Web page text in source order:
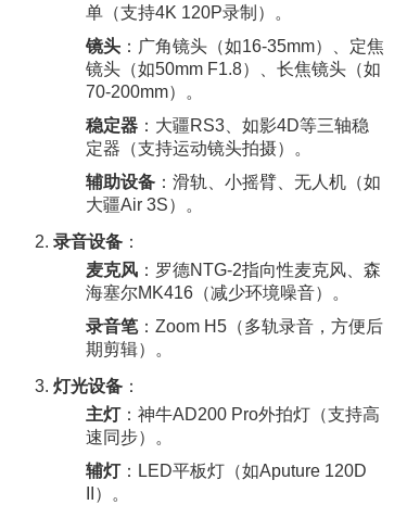
单（支持4K 120P录制）。
镜头 ：广角镜头（如16-35mm）、定焦
镜头（如50mm F1.8）、长焦镜头（如
70-200mm）。
稳定器 ：大疆RS3、如影4D等三轴稳
定器（支持运动镜头拍摄）。
辅助设备 ：滑轨、小摇臂、无人机（如
大疆Air 3S）。
录音设备 ：
麦克风 ：罗德NTG-2指向性麦克风、森
海塞尔MK416（减少环境噪音）。
录音笔：Zoom H5（多轨录音，方便后
期剪辑）。
灯光设备 ：
主灯：神牛AD200 Pro外拍灯（支持高
速同步）。
辅灯：LED平板灯（如Aputure 120D
II）。